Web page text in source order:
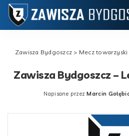
Zawisza Bydgoszcz > Mecz towarzyski
Zawisza Bydgoszcz –
Posted
Napisane przez Marcin